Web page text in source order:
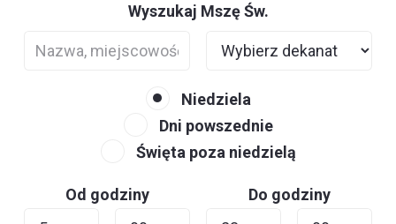
Wyszukaj Mszę Św.
Niedziela
Dni powszednie
Święta poza niedzielą
Od godziny Do godziny